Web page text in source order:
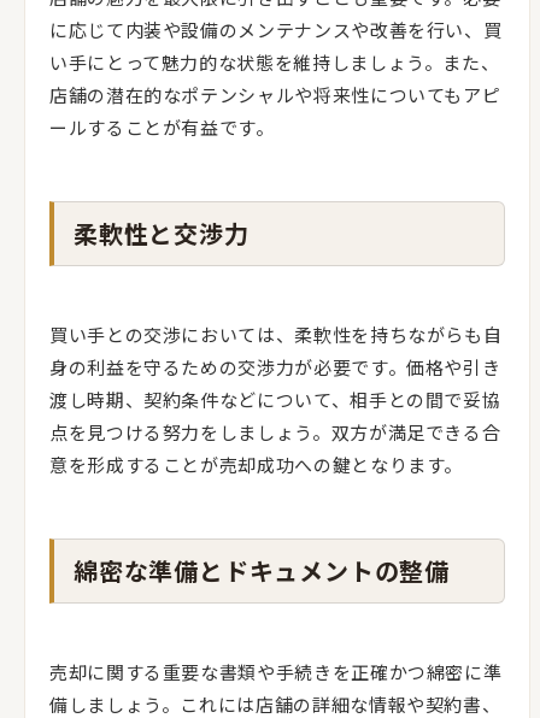
に応じて内装や設備のメンテナンスや改善を行い、買
い手にとって魅力的な状態を維持しましょう。また、
店舗の潜在的なポテンシャルや将来性についてもアピ
ールすることが有益です。
柔軟性と交渉力
買い手との交渉においては、柔軟性を持ちながらも自
身の利益を守るための交渉力が必要です。価格や引き
渡し時期、契約条件などについて、相手との間で妥協
点を見つける努力をしましょう。双方が満足できる合
意を形成することが売却成功への鍵となります。
綿密な準備とドキュメントの整備
売却に関する重要な書類や手続きを正確かつ綿密に準
備しましょう。これには店舗の詳細な情報や契約書、